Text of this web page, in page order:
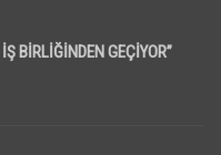
BİRLİĞİNDEN GEÇİYOR”